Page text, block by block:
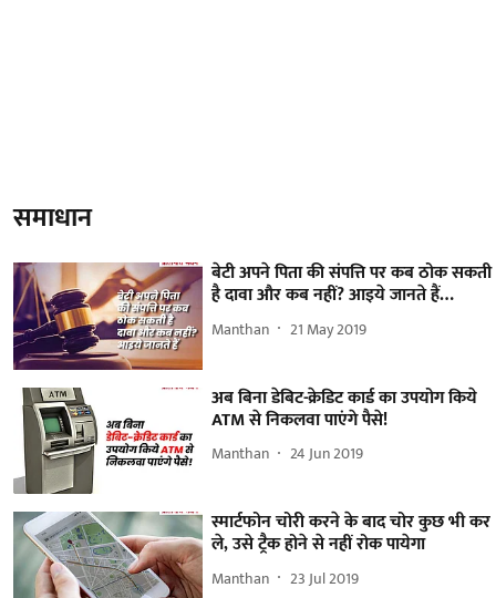
समाधान
बेटी अपने पिता की संपत्ति पर कब ठोक सकती
है दावा और कब नहीं? आइये जानते हैं…
Manthan 21 May 2019
अब बिना डेबिट-क्रेडिट कार्ड का उपयोग किये
ATM से निकलवा पाएंगे पैसे!
Manthan 24 Jun 2019
स्मार्टफोन चोरी करने के बाद चोर कुछ भी कर
ले, उसे ट्रैक होने से नहीं रोक पायेगा
Manthan 23 Jul 2019